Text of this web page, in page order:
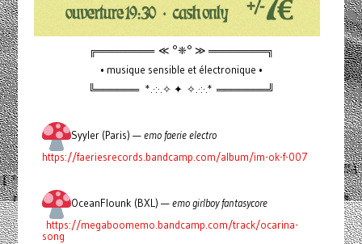
╔════════ ≪ °❈° ≫ ════════╗
• musique sensible et électronique •
╚══════ *.·:·.✧ ✦ ✧.·:·.* ═══════╝
Syyler (Paris) —emo faerie electro
https://faeriesrecords.bandcamp.com/album/im-ok-f-007
OceanFlounk (BXL) —emo girlboy fantasycore
https://megaboomemo.bandcamp.com/track/ocarina-
song